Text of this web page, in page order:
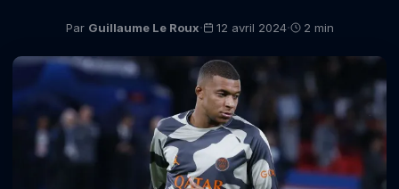
Par Guillaume Le Roux· 12 avril 2024· 2 min